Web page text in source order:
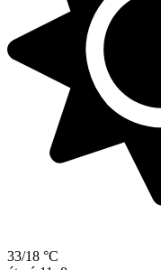
33/18 °C